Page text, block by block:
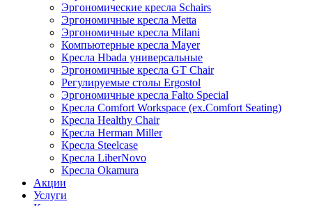
Эргономические кресла Schairs
Эргономичные кресла Metta
Эргономичные кресла Milani
Компьютерные кресла Mayer
Кресла Hbada универсальные
Эргономичные кресла GT Chair
Регулируемые столы Ergostol
Эргономичные кресла Falto Special
Кресла Comfort Workspace (ex.Comfort Seating)
Кресла Healthy Chair
Кресла Herman Miller
Кресла Steelcase
Кресла LiberNovo
Кресла Okamura
Акции
Услуги